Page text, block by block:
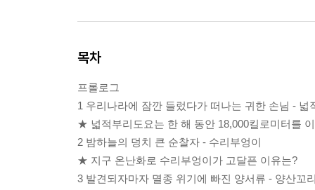
목차
프롤로그
1 우리나라에 잠깐 들렀다가 떠나는 귀한 손님 - 넓
★ 넓적부리도요는 한 해 동안 18,000킬로미터를
2 밤하늘의 덩치 큰 순찰자 - 수리부엉이
★ 지구 온난화로 수리부엉이가 고달픈 이유는?
3 발견되자마자 멸종 위기에 빠진 양서류 - 양산꼬